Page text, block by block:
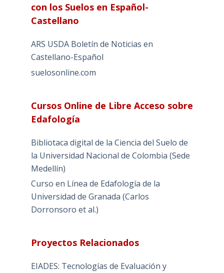
con los Suelos en Español-
Castellano
ARS USDA Boletín de Noticias en
Castellano-Español
suelosonline.com
Cursos Online de Libre Acceso sobre
Edafología
Bibliotaca digital de la Ciencia del Suelo de
la Universidad Nacional de Colombia (Sede
Medellín)
Curso en Línea de Edafología de la
Universidad de Granada (Carlos
Dorronsoro et al.)
Proyectos Relacionados
EIADES: Tecnologías de Evaluación y